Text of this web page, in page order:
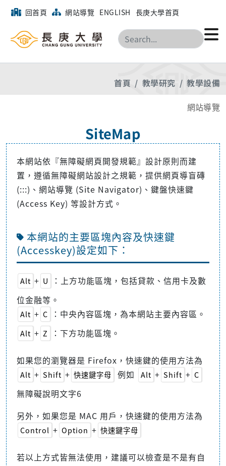
回首頁 網站導覽 ENGLISH 長庚大學首頁
搜尋
首頁 教學研究
教學設備
網站導覽
SiteMap
本網站依『無障礙網頁開發規範』設計原則而建
置，遵循無障礙網站設計之規範，提供網頁導盲磚
(:::)、網站導覽 (Site Navigator)、鍵盤快速鍵
(Access Key) 等設計方式。
本網站的主要區塊內容及快速鍵
(Accesskey)設定如下：
Alt + U
：上方功能區塊，包括貸款、信用卡及數
位金融等。
Alt + C ：中央內容區塊，為本網站主要內容區。
Alt + Z ：下方功能區塊。
如果您的瀏覽器是 Firefox，快速鍵的使用方法為
Alt + Shift + 快速鍵字母 例如 Alt + Shift + C
無障礙說明文字6
另外，如果您是 MAC 用戶，快速鍵的使用方法為
Control + Option + 快速鍵字母
若以上方式皆無法使用，建議可以檢查是不是有自